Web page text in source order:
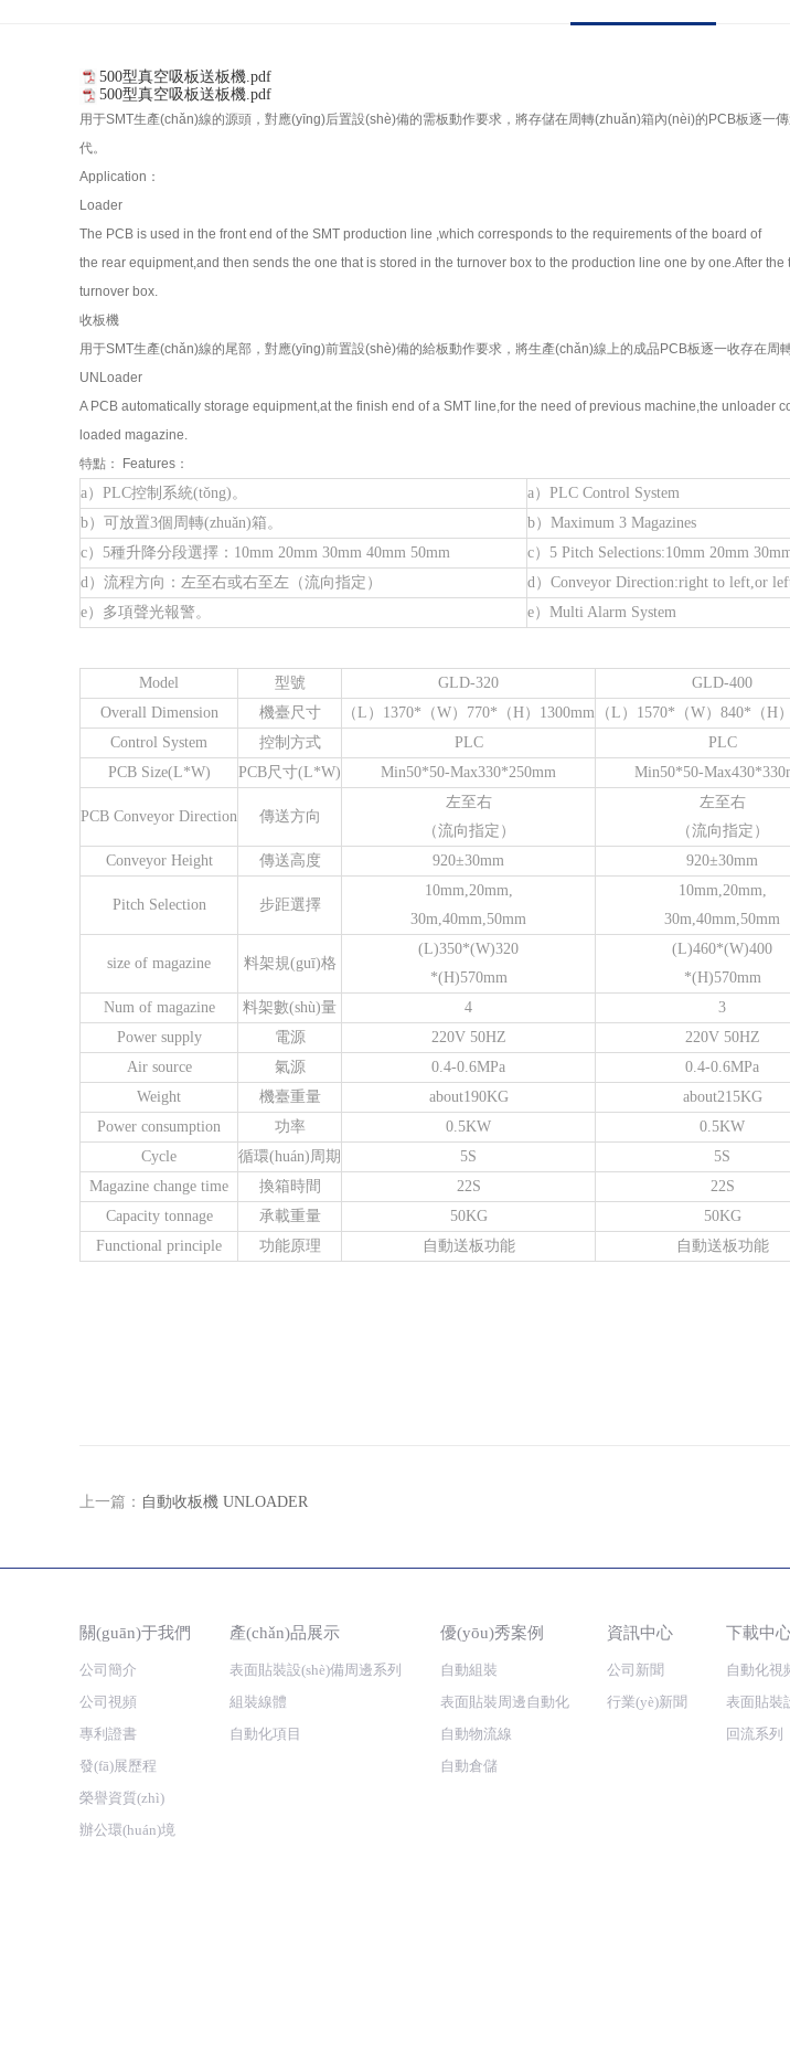
500型真空吸板送板機.pdf
500型真空吸板送板機.pdf
用于SMT生產(chǎn)線的源頭，對應(yīng)后置設(shè)備的需板動作要求，將存儲在周轉(zhuǎn)箱內(nèi)的PCB板逐
代。
Application：
Loader
The PCB is used in the front end of the SMT production line ,which corresponds to the requirements of the board of
the rear equipment,and then sends the one that is stored in the turnover box to the production line one by one.After the
turnover box.
收板機
用于SMT生產(chǎn)線的尾部，對應(yīng)前置設(shè)備的給板動作要求，將生產(chǎn)線上的成品PCB板逐一收存在
UNLoader
A PCB automatically storage equipment,at the finish end of a SMT line,for the need of previous machine,the
loaded magazine.
特點： Features：
a）PLC控制系統(tǒng)。
a）PLC Control System
b）可放置3個周轉(zhuǎn)箱。
b）Maximum 3 Magazines
c）5種升降分段選擇：10mm 20mm 30mm 40mm 50mm
c）5 Pitch Selections:10mm 20mm
d）流程方向：左至右或右至左（流向指定）
d）Conveyor Direction:right to left,or
e）多項聲光報警。
e）Multi Alarm System
Model 型號 GLD-320 GLD-400
Overall Dimension
機臺尺寸 （L）1370*（W）770*（H）1300mm （L）1570*（W）840*（H
Control System
控制方式 PLC PLC
PCB Size(L*W)
PCB尺寸(L*W) Min50*50-Max330*250mm Min50*50-
PCB Conveyor Direction 傳送方向
左至右
（流向指定）
左至右
（流向指定）
Conveyor Height
傳送高度 920±30mm 920±30mm
Pitch Selection 步距選擇
10mm,20mm,
30m,40mm,50mm
10mm,20mm,
30m,40mm,50mm
size of magazine 料架規(guī)格
(L)350*(W)320
*(H)570mm
(L)460*(W)400
*(H)570mm
Num of magazine
料架數(shù)量 4 3
Power supply
電源 220V 50HZ 220V 50HZ
Air source
氣源 0.4-0.6MPa 0.4-0.6MPa
Weight
機臺重量 about190KG about215KG
Power consumption
功率 0.5KW 0.5KW
Cycle
循環(huán)周期 5S 5S
Magazine change time
換箱時間 22S 22S
Capacity tonnage
承載重量 50KG 50KG
Functional principle
功能原理 自動送板功能 自動送板功能
上一篇： 自動收板機 UNLOADER
關(guān)于我們
公司簡介
公司視頻
專利證書
發(fā)展歷程
榮譽資質(zhì)
辦公環(huán)境
產(chǎn)品展示
表面貼裝設(shè)備周邊系列
組裝線體
自動化項目
優(yōu)秀案例
自動組裝
表面貼裝周邊自動化
自動物流線
自動倉儲
資訊中心
公司新聞
行業(yè)新聞
下載中
自動化視
表面貼裝
回流系列